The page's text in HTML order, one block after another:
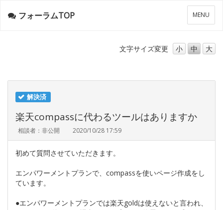
メ
ニ
ー
MENU
フォーラムTOP
文字サイズ変更 小 中 大
解決済
楽天compassに代わるツールはありますか
相談者：非公開 2020/10/28 17:59
初めて質問させていただきます。
エンパワーメントプランで、compassを使いページ作成をし
ています。
●エンパワーメントプランでは楽天goldは使えないと言われ、